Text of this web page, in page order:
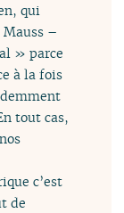
qui
–
» parce
à la fois
tout cas,
c’est
de